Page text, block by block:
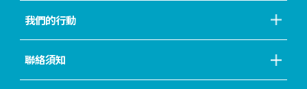
我們的行動
聯絡須知